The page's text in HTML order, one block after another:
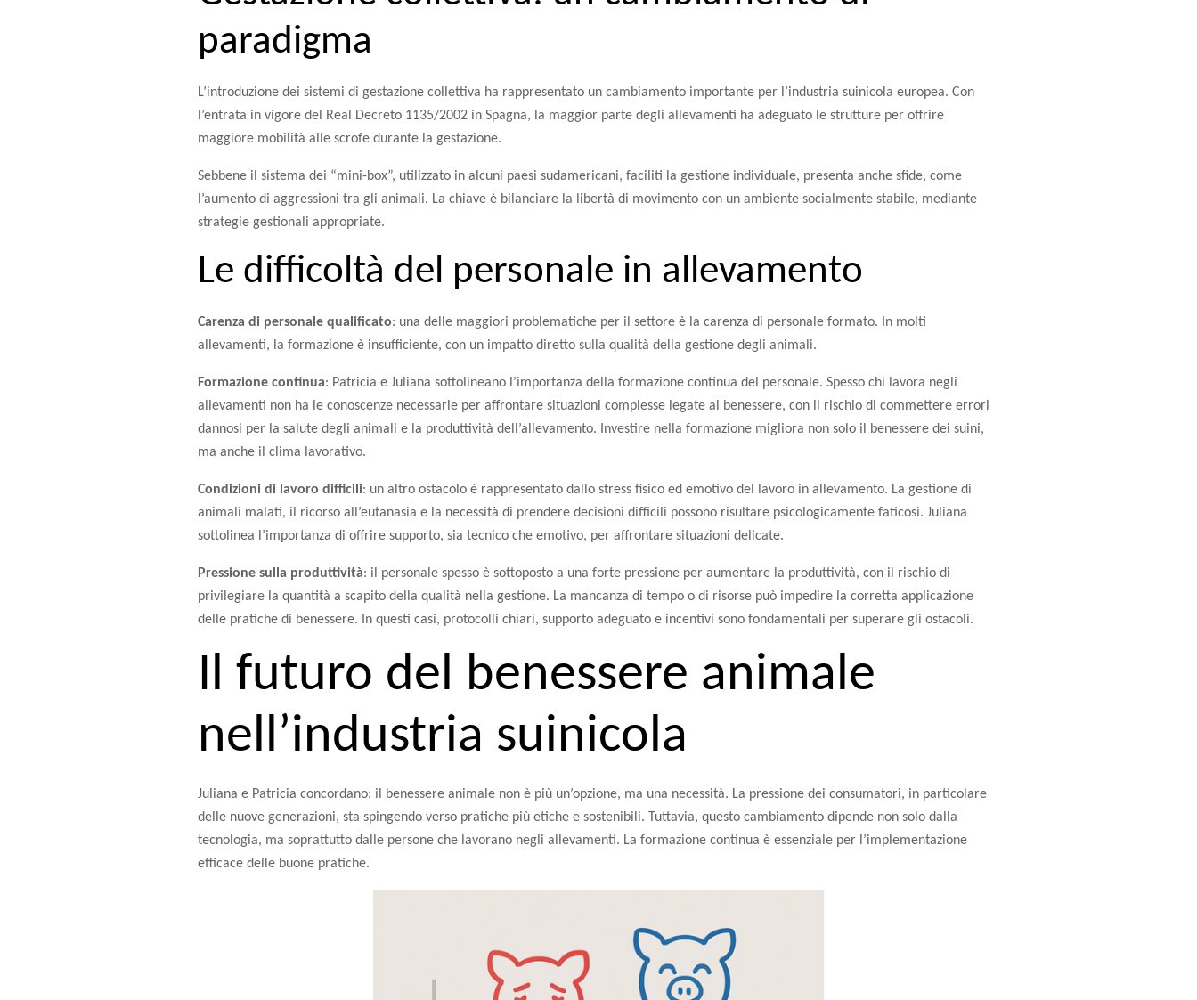
paradigma
L’introduzione dei sistemi di gestazione collettiva ha rappresentato un cambiamento importante per l’industria suinicola europea. Con
l’entrata in vigore del Real Decreto 1135/2002 in Spagna, la maggior parte degli allevamenti ha adeguato le strutture per offrire
maggiore mobilità alle scrofe durante la gestazione.
Sebbene il sistema dei “mini-box”, utilizzato in alcuni paesi sudamericani, faciliti la gestione individuale, presenta anche sfide, come
l’aumento di aggressioni tra gli animali. La chiave è bilanciare la libertà di movimento con un ambiente socialmente stabile, mediante
strategie gestionali appropriate.
Le difficoltà del personale in allevamento
Carenza di personale qualificato: una delle maggiori problematiche per il settore è la carenza di personale formato. In molti
allevamenti, la formazione è insufficiente, con un impatto diretto sulla qualità della gestione degli animali.
Formazione continua: Patricia e Juliana sottolineano l’importanza della formazione continua del personale. Spesso chi lavora negli
allevamenti non ha le conoscenze necessarie per affrontare situazioni complesse legate al benessere, con il rischio di commettere errori
dannosi per la salute degli animali e la produttività dell’allevamento. Investire nella formazione migliora non solo il benessere dei suini,
ma anche il clima lavorativo.
Condizioni di lavoro difficili: un altro ostacolo è rappresentato dallo stress fisico ed emotivo del lavoro in allevamento. La gestione di
animali malati, il ricorso all’eutanasia e la necessità di prendere decisioni difficili possono risultare psicologicamente faticosi. Juliana
sottolinea l’importanza di offrire supporto, sia tecnico che emotivo, per affrontare situazioni delicate.
Pressione sulla produttività: il personale spesso è sottoposto a una forte pressione per aumentare la produttività, con il rischio di
privilegiare la quantità a scapito della qualità nella gestione. La mancanza di tempo o di risorse può impedire la corretta applicazione
delle pratiche di benessere. In questi casi, protocolli chiari, supporto adeguato e incentivi sono fondamentali per superare gli ostacoli.
Il futuro del benessere animale
nell’industria suinicola
Juliana e Patricia concordano: il benessere animale non è più un’opzione, ma una necessità. La pressione dei consumatori, in particolare
delle nuove generazioni, sta spingendo verso pratiche più etiche e sostenibili. Tuttavia, questo cambiamento dipende non solo dalla
tecnologia, ma soprattutto dalle persone che lavorano negli allevamenti. La formazione continua è essenziale per l’implementazione
efficace delle buone pratiche.